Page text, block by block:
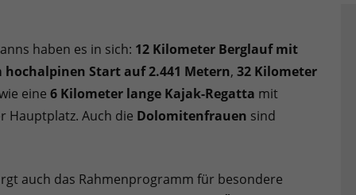
haben es in sich: 12 Kilometer Berglauf mit
Start auf 2.441 Metern, 32 Kilometer
eine 6 Kilometer lange Kajak-Regatta mit
Hauptplatz. Auch die Dolomitenfrauen sind
auch das Rahmenprogramm für besondere